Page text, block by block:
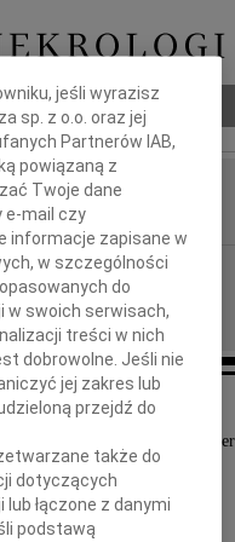
Lisiecki
przyjęliśmy wiadomość o
naszego Kolegi
jeśli wyrazisz
sp. z o.o. oraz jej
Partnerów IAB,
powiązaną z
Twoje dane
e-mail czy
informacje zapisane w
w szczególności
do
w swoich serwisach,
treści w nich
dobrowolne. Jeśli nie
jej zakres lub
przejdź do
także do
dotyczących
łączone z danymi
podstawą